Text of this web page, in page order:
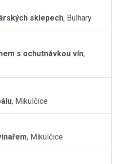
sklepech, Bulhary
s ochutnávkou vín,
, Mikulčice
, Mikulčice